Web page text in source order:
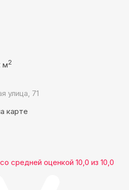
м2
улица, 71
карте
средней оценкой 10,0 из 10,0